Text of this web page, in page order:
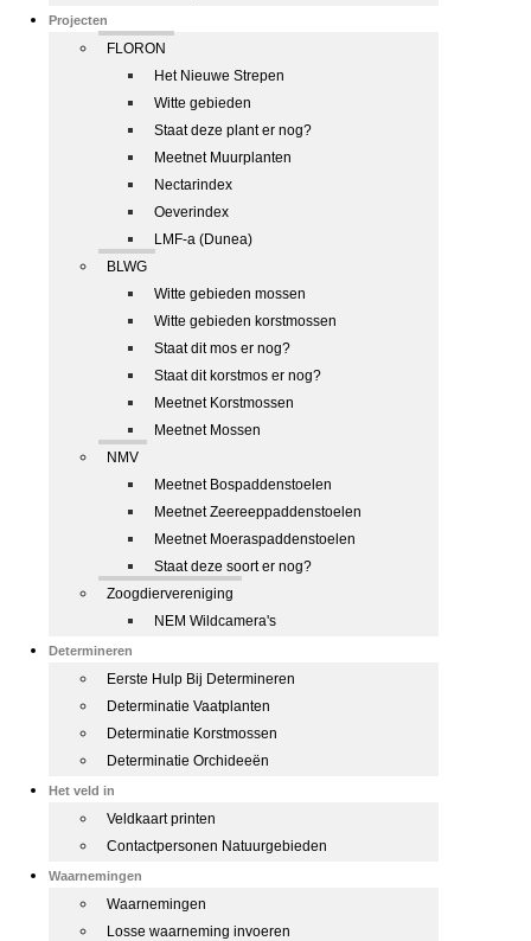
Projecten
FLORON
Het Nieuwe Strepen
Witte gebieden
Staat deze plant er nog?
Meetnet Muurplanten
Nectarindex
Oeverindex
LMF-a (Dunea)
BLWG
Witte gebieden mossen
Witte gebieden korstmossen
Staat dit mos er nog?
Staat dit korstmos er nog?
Meetnet Korstmossen
Meetnet Mossen
NMV
Meetnet Bospaddenstoelen
Meetnet Zeereeppaddenstoelen
Meetnet Moeraspaddenstoelen
Staat deze soort er nog?
Zoogdiervereniging
NEM Wildcamera's
Determineren
Eerste Hulp Bij Determineren
Determinatie Vaatplanten
Determinatie Korstmossen
Determinatie Orchideeën
Het veld in
Veldkaart printen
Contactpersonen Natuurgebieden
Waarnemingen
Waarnemingen
Losse waarneming invoeren